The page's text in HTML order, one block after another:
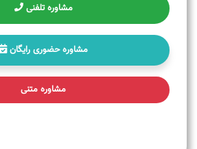
مشاوره تلفنی
مشاوره حضوری رایگان
مشاوره متنی